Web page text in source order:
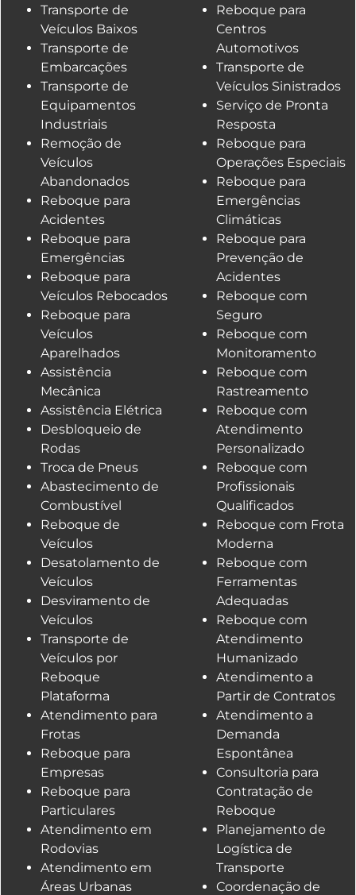
Transporte de
Veículos Baixos
Transporte de
Embarcações
Transporte de
Equipamentos
Industriais
Remoção de
Veículos
Abandonados
Reboque para
Acidentes
Reboque para
Emergências
Reboque para
Veículos Rebocados
Reboque para
Veículos
Aparelhados
Assistência
Mecânica
Assistência Elétrica
Desbloqueio de
Rodas
Troca de Pneus
Abastecimento de
Combustível
Reboque de
Veículos
Desatolamento de
Veículos
Desviramento de
Veículos
Transporte de
Veículos por
Reboque
Plataforma
Atendimento para
Frotas
Reboque para
Empresas
Reboque para
Particulares
Atendimento em
Rodovias
Atendimento em
Áreas Urbanas
Reboque para
Centros
Automotivos
Transporte de
Veículos Sinistrados
Serviço de Pronta
Resposta
Reboque para
Operações Especiais
Reboque para
Emergências
Climáticas
Reboque para
Prevenção de
Acidentes
Reboque com
Seguro
Reboque com
Monitoramento
Reboque com
Rastreamento
Reboque com
Atendimento
Personalizado
Reboque com
Profissionais
Qualificados
Reboque com Frota
Moderna
Reboque com
Ferramentas
Adequadas
Reboque com
Atendimento
Humanizado
Atendimento a
Partir de Contratos
Atendimento a
Demanda
Espontânea
Consultoria para
Contratação de
Reboque
Planejamento de
Logística de
Transporte
Coordenação de